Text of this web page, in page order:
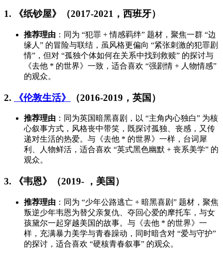
1. 《纸钞屋》（2017-2021，西班牙）
推荐理由 ：同为 “犯罪 + 情感羁绊” 题材，聚焦一群 “边
缘人” 的冒险与联结，虽风格更偏向 “紧张刺激的犯罪剧
情”，但对 “孤独个体如何在关系中找到救赎” 的探讨与
《去他 * 的世界》一致，适合喜欢 “强剧情 + 人物情感”
的观众。
2. 《伦敦生活》 （2016-2019，英国）
推荐理由 ：同为英国暗黑喜剧，以 “主角内心独白” 为核
心叙事方式，风格丧中带笑，既探讨孤独、丧感，又传
递对生活的热爱。与《去他 * 的世界》一样，台词犀
利、人物鲜活，适合喜欢 “英式黑色幽默 + 丧系美学” 的
观众。
3. 《韦恩》（2019- ，美国）
推荐理由 ：同为 “少年公路逃亡 + 暗黑喜剧” 题材，聚焦
叛逆少年韦恩为替父亲复仇、夺回心爱的摩托车，与女
孩黛尔一起穿越美国的故事。与《去他 * 的世界》一
样，充满暴力美学与青春躁动，同时暗含对 “爱与守护”
的探讨，适合喜欢 “硬核青春叙事” 的观众。